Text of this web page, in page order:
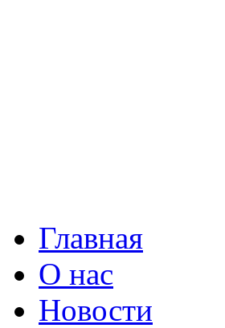
Главная
О нас
Новости